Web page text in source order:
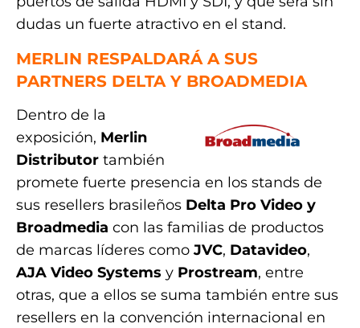
dudas un fuerte atractivo en el stand.
MERLIN RESPALDARÁ A SUS
PARTNERS DELTA Y BROADMEDIA
Dentro de la
exposición, Merlin
Distributor también
promete fuerte presencia en los stands de
sus resellers brasileños Delta Pro Video y
Broadmedia con las familias de productos
de marcas líderes comoJVC, Datavideo,
AJA Video Systems y Prostream, entre
otras, que a ellos se suma también entre sus
resellers en la convención internacional en